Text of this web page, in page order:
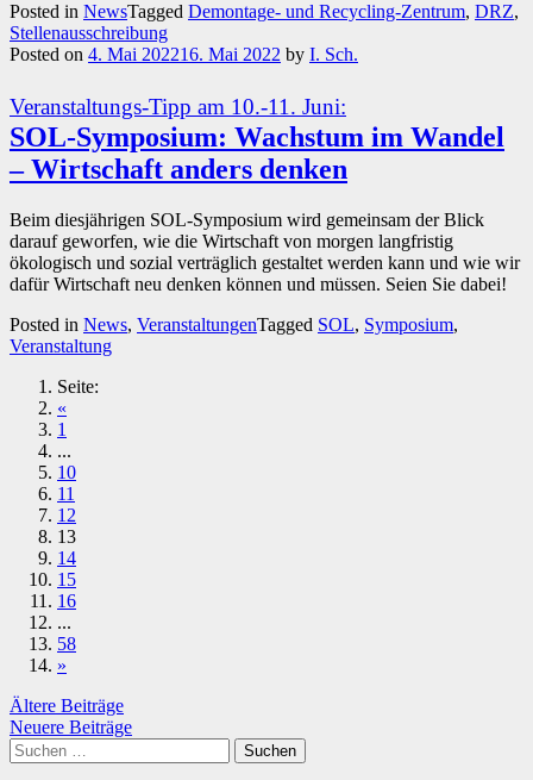
Posted in NewsTagged Demontage- und Recycling-Zentrum, DRZ,
Stellenausschreibung
Posted on 4. Mai 202216. Mai 2022 by I. Sch.
Veranstaltungs-Tipp am 10.-11. Juni:
SOL-Symposium: Wachstum im Wandel
– Wirtschaft anders denken
Beim diesjährigen SOL-Symposium wird gemeinsam der Blick
darauf geworfen, wie die Wirtschaft von morgen langfristig
ökologisch und sozial verträglich gestaltet werden kann und wie wir
dafür Wirtschaft neu denken können und müssen. Seien Sie dabei!
Posted in News, VeranstaltungenTagged SOL, Symposium,
Veranstaltung
Seite:
«
1
...
10
11
12
13
14
15
16
...
58
»
Beitragsnavigation
Ältere Beiträge
Neuere Beiträge
Suchen
nach: